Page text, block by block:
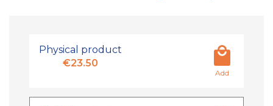
Physical product
€23.50
Add